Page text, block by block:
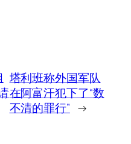
塔利班称外国军队
在阿富汗犯下了“数
不清的罪行” →